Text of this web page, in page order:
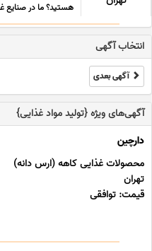
هستید؟ ما در صنایع
گوجه فرنگی، مربا،
محصولات را با
انتخاب آگهی
آگهی بعدی
آگهی‌های ویژه {تولید مواد غذایی}
دارچین
محصولات غذایی کاهه (ارس دانه)
تهران
قیمت: توافقی